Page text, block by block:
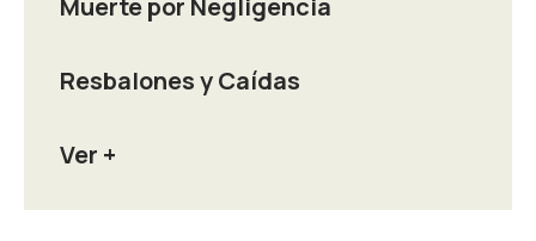
Muerte por Negligencia
Resbalones y Caídas
Ver +